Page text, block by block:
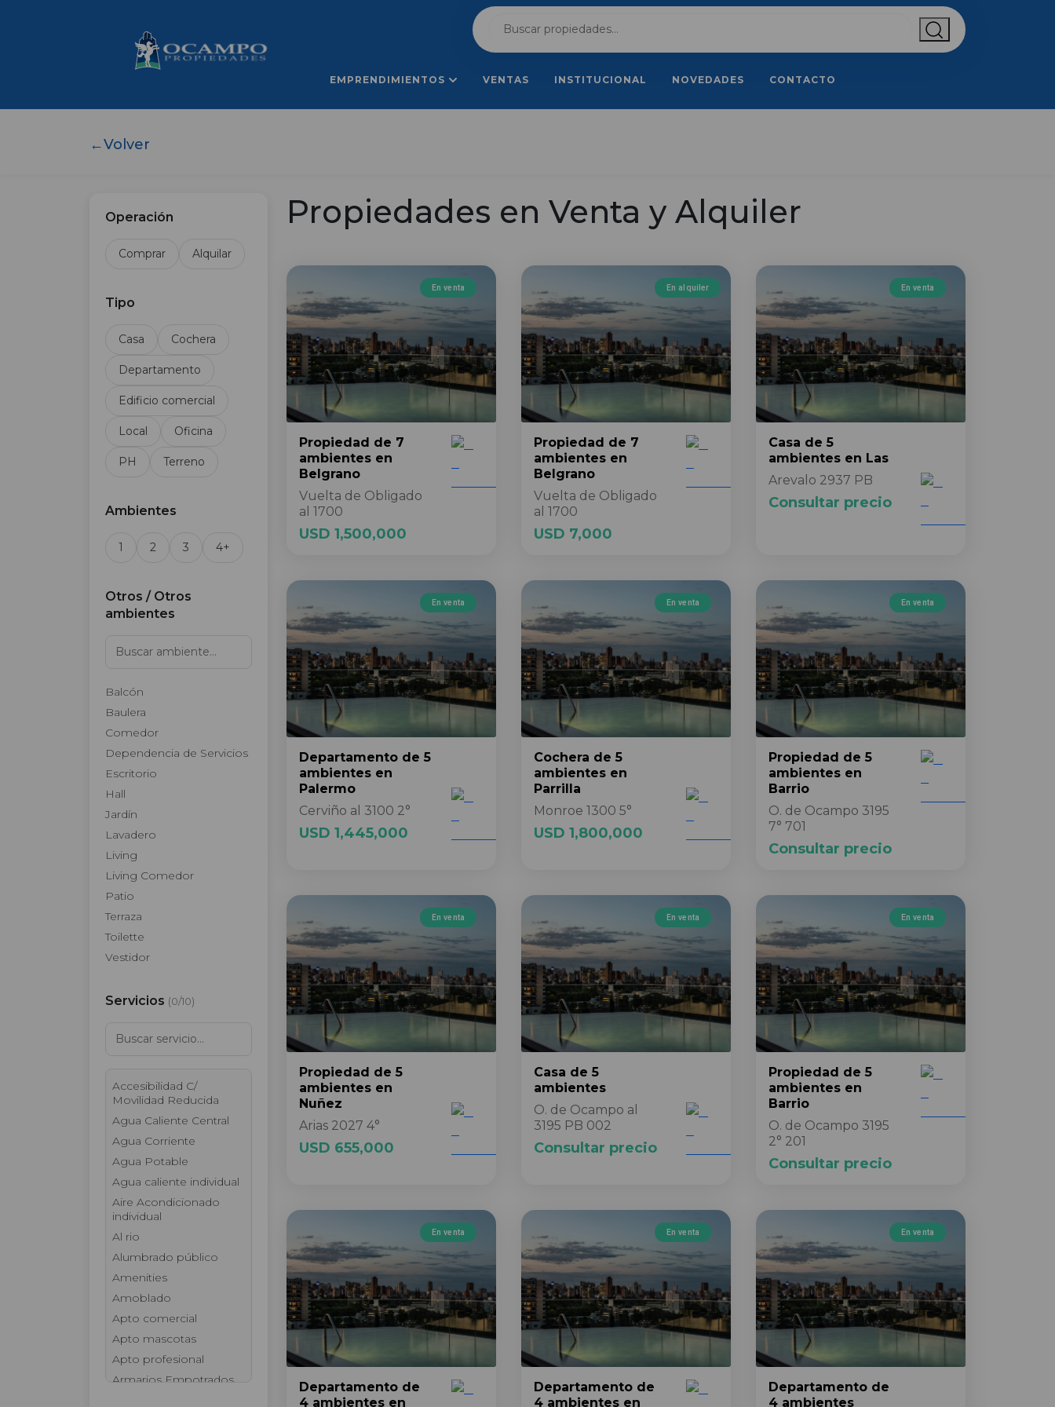
EMPRENDIMIENTOS VENTAS INSTITUCIONAL NOVEDADES CONTACTO
←Volver
Operación
Comprar Alquilar
Tipo
Casa Cochera
Departamento
Edificio comercial
Local Oficina
PH Terreno
Ambientes
1 2 3 4+
Otros / Otros
ambientes
Balcón
Baulera
Comedor
Dependencia de Servicios
Escritorio
Hall
Jardín
Lavadero
Living
Living Comedor
Patio
Terraza
Toilette
Vestidor
Servicios (0/10)
Accesibilidad C/
Movilidad Reducida
Agua Caliente Central
Agua Corriente
Agua Potable
Agua caliente individual
Aire Acondicionado
individual
Al rio
Alumbrado público
Amenities
Amoblado
Apto comercial
Apto mascotas
Apto profesional
Armarios Empotrados
Propiedades en Venta y Alquiler
En venta
Propiedad de 7
ambientes en
Belgrano
Vuelta de Obligado
al 1700
USD 1,500,000
En alquiler
Propiedad de 7
ambientes en
Belgrano
Vuelta de Obligado
al 1700
USD 7,000
En venta
Casa de 5
ambientes en Las
Arevalo 2937 PB
Consultar precio
En venta
Departamento de 5
ambientes en
Palermo
Cerviño al 3100 2°
USD 1,445,000
En venta
Cochera de 5
ambientes en
Parrilla
Monroe 1300 5°
USD 1,800,000
En venta
Propiedad de 5
ambientes en
Barrio
O. de Ocampo 3195
7° 701
Consultar precio
En venta
Propiedad de 5
ambientes en
Nuñez
Arias 2027 4°
USD 655,000
En venta
Casa de 5
ambientes
O. de Ocampo al
3195 PB 002
Consultar precio
En venta
Propiedad de 5
ambientes en
Barrio
O. de Ocampo 3195
2° 201
Consultar precio
En venta
Departamento de
4 ambientes en
En venta
Departamento de
4 ambientes en
En venta
Departamento de
4 ambientes